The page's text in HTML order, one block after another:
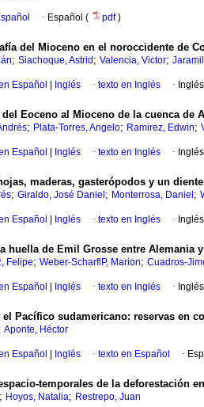
· Español ( pdf)
del Mioceno en el noroccidente de
; Siachoque, Astrid ; Valencia, Victor;
Español Inglés · texto en Inglés ·
Eoceno al Mioceno de la cuenca de
; Plata-Torres, Angelo; Ramirez, Edwin;
Español Inglés · texto en Inglés ·
maderas, gasterópodos y un
; Giraldo, José Daniel ; Monterrosa, Daniel ;
Español Inglés · texto en Inglés ·
huella de Emil Grosse entre Alemania
Felipe; Weber-ScharflP, Marion; Cuadros-
Español Inglés · texto en Inglés ·
el Pacífico sudamericano: reservas en
Aponte, Héctor
Español Inglés · texto en Español ·
temporales de la deforestación
; Hoyos, Natalia; Restrepo, Juan